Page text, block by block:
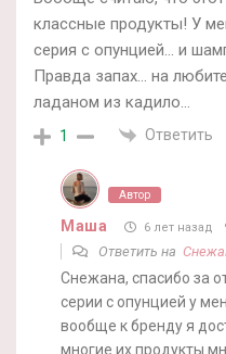
классные продукты! У
серия с опунцией… и
Правда запах… на
ладаном из кадило…
1 Ответить
Автор
Маша 6 лет назад
Ответить на
Снежана, спасибо за
серии с опунцией у
вообще к бренду я
многие их продукты